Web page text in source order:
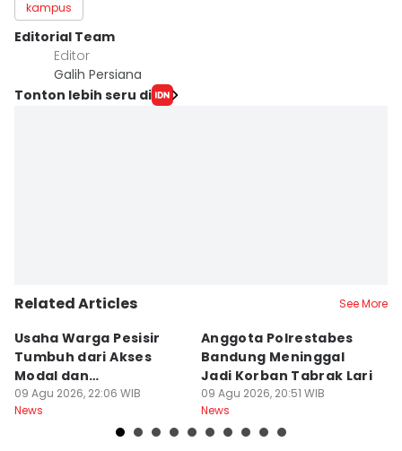
kampus
Editorial Team
Editor
Galih Persiana
Tonton lebih seru di
Related Articles See More
Usaha Warga Pesisir
Tumbuh dari Akses
Modal dan
Pendampingan
09 Agu 2026, 22:06 WIB
News
Anggota Polrestabes
Bandung Meninggal
Jadi Korban Tabrak Lari
09 Agu 2026, 20:51 WIB
News